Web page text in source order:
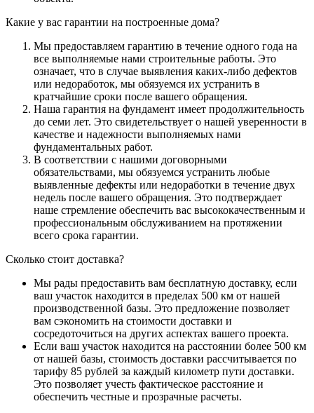
Какие у вас гарантии на построенные дома?
Мы предоставляем гарантию в течение одного года на
все выполняемые нами строительные работы. Это
означает, что в случае выявления каких-либо дефектов
или недоработок, мы обязуемся их устранить в
кратчайшие сроки после вашего обращения.
Наша гарантия на фундамент имеет продолжительность
до семи лет. Это свидетельствует о нашей уверенности в
качестве и надежности выполняемых нами
фундаментальных работ.
В соответствии с нашими договорными
обязательствами, мы обязуемся устранить любые
выявленные дефекты или недоработки в течение двух
недель после вашего обращения. Это подтверждает
наше стремление обеспечить вас высококачественным и
профессиональным обслуживанием на протяжении
всего срока гарантии.
Сколько стоит доставка?
Мы рады предоставить вам бесплатную доставку, если
ваш участок находится в пределах 500 км от нашей
производственной базы. Это предложение позволяет
вам сэкономить на стоимости доставки и
сосредоточиться на других аспектах вашего проекта.
Если ваш участок находится на расстоянии более 500 км
от нашей базы, стоимость доставки рассчитывается по
тарифу 85 рублей за каждый километр пути доставки.
Это позволяет учесть фактическое расстояние и
обеспечить честные и прозрачные расчеты.